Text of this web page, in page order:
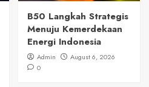
B50 Langkah Strategis
Menuju Kemerdekaan
Energi Indonesia
Admin
August 6, 2026
0